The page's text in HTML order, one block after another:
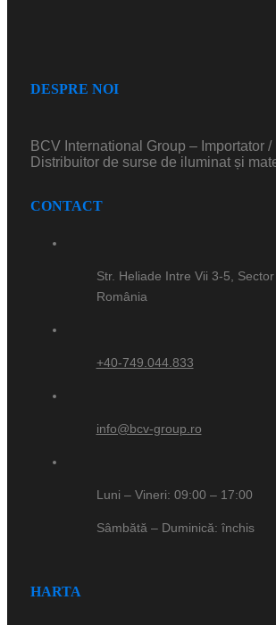
DESPRE NOI
BCV International Group – Importator /
Distribuitor de surse de iluminat și
CONTACT
Str. Heliade Intre Vii 3-5, Sector
România
+40-749.044.833
info@bcv-group.ro
Luni – Vineri: 09:00 – 17:00
Sâmbătă – Duminică: închis
HARTA